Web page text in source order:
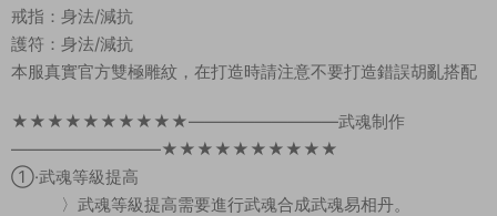
戒指：身法/減抗
護符：身法/減抗
本服真實官方雙極雕紋，在打造時請注意不要打造錯誤胡亂搭配
★★★★★★★★★★—————————武魂制作
—————————★★★★★★★★★★
①·武魂等級提高
〉武魂等級提高需要進行武魂合成武魂易相丹。